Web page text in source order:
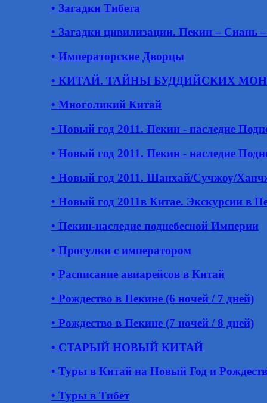
• Загадки Тибета
• Загадки цивилизации. Пекин –
• Императорские Дворцы
• КИТАЙ. ТАЙНЫ БУДДИЙСКИХ
• Многоликий Китай
• Новый год 2011. Пекин - наследие
• Новый год 2011. Пекин - наследие
• Новый год 2011. Шанхай/Сучжоу/
• Новый год 2011в Китае. Экскурсии в
• Пекин-наследие поднебесной Империи
• Прогулки с императором
• Расписание авиарейсов в Китай
• Рождество в Пекине (6 ночей / 7 дней)
• Рождество в Пекине (7 ночей / 8 дней)
• СТАРЫЙ НОВЫЙ КИТАЙ
• Туры в Китай на Новый Год и
• Туры в Тибет